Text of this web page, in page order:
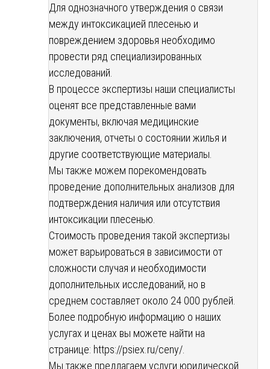
Для однозначного утверждения о связи
между интоксикацией плесенью и
повреждением здоровья необходимо
провести ряд специализированных
исследований.
В процессе экспертизы наши специалисты
оценят все представленные вами
документы, включая медицинские
заключения, отчеты о состоянии жилья и
другие соответствующие материалы.
Мы также можем порекомендовать
проведение дополнительных анализов для
подтверждения наличия или отсутствия
интоксикации плесенью.
Стоимость проведения такой экспертизы
может варьироваться в зависимости от
сложности случая и необходимости
дополнительных исследований, но в
среднем составляет около 24 000 рублей.
Более подробную информацию о наших
услугах и ценах вы можете найти на
странице: https://psiex.ru/ceny/
Мы также предлагаем услуги юридической